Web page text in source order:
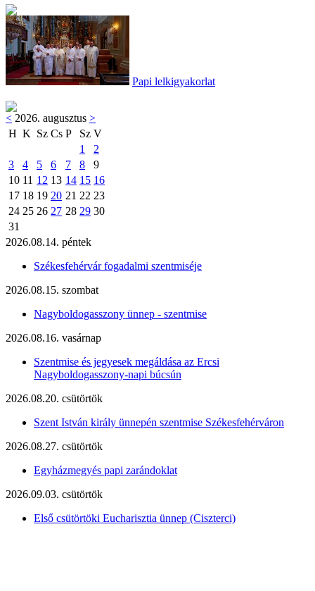
Papi lelkigyakorlat
< 2026. augusztus >
H K Sz Cs P Sz V
1
2
3
4 5 6 7 8
9
10 11 12 13 14 15 16
17 18 19 20 21 22 23
24 25 26 27 28 29 30
31
2026.08.14. péntek
Székesfehérvár fogadalmi szentmiséje
2026.08.15. szombat
Nagyboldogasszony ünnep - szentmise
2026.08.16. vasárnap
Szentmise és jegyesek megáldása az Ercsi
Nagyboldogasszony-napi búcsún
2026.08.20. csütörtök
Szent István király ünnepén szentmise Székesfehérváron
2026.08.27. csütörtök
Egyházmegyés papi zarándoklat
2026.09.03. csütörtök
Első csütörtöki Eucharisztia ünnep (Ciszterci)